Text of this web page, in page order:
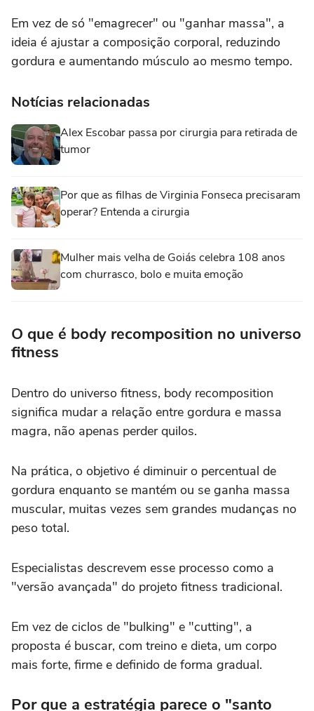
Em vez de só "emagrecer" ou "ganhar massa", a
ideia é ajustar a composição corporal, reduzindo
gordura e aumentando músculo ao mesmo tempo.
Notícias relacionadas
Alex Escobar passa por cirurgia para retirada de
tumor
Por que as filhas de Virginia Fonseca precisaram
operar? Entenda a cirurgia
Mulher mais velha de Goiás celebra 108 anos
com churrasco, bolo e muita emoção
O que é body recomposition no universo
fitness
Dentro do universo fitness, body recomposition
significa mudar a relação entre gordura e massa
magra, não apenas perder quilos.
Na prática, o objetivo é diminuir o percentual de
gordura enquanto se mantém ou se ganha massa
muscular, muitas vezes sem grandes mudanças no
peso total.
Especialistas descrevem esse processo como a
"versão avançada" do projeto fitness tradicional.
Em vez de ciclos de "bulking" e "cutting", a
proposta é buscar, com treino e dieta, um corpo
mais forte, firme e definido de forma gradual.
Por que a estratégia parece o "santo